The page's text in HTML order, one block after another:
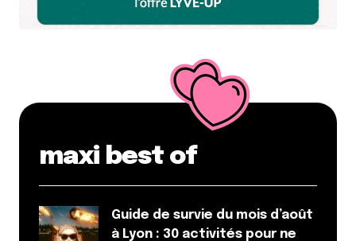
maxi best of
Guide de survie du mois d’août
à Lyon : 30 activités pour ne